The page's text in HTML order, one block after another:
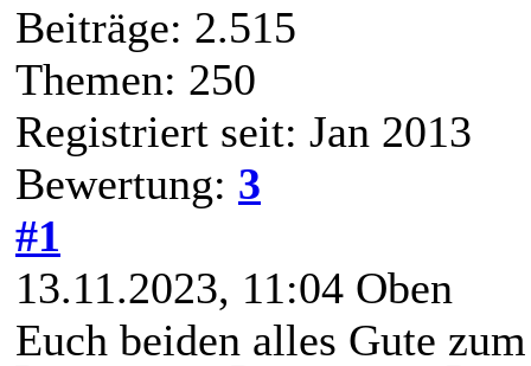
Beiträge: 2.515
Themen: 250
Registriert seit: Jan 2013
Bewertung: 3
#1
13.11.2023, 11:04 Oben
Euch beiden alles Gute